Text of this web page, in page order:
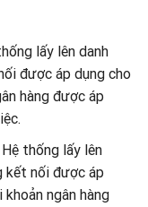
lấy lên danh
được áp dụng cho
hàng được áp
thống lấy lên
kết nối được áp
ngân hàng